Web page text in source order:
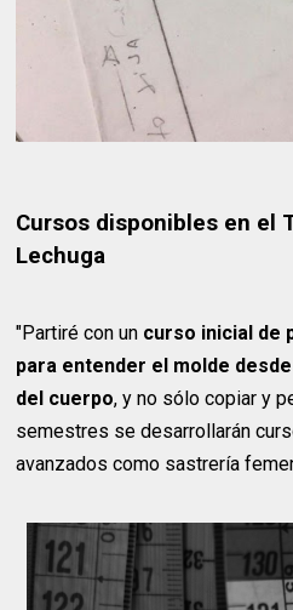
Cursos disponibles en el
Lechuga
"Partiré con un curso inicial de
para entender el molde
del cuerpo, y no sólo copiar y
semestres se desarrollarán
avanzados como sastrería